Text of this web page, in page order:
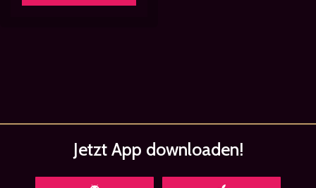
Jetzt App downloaden!